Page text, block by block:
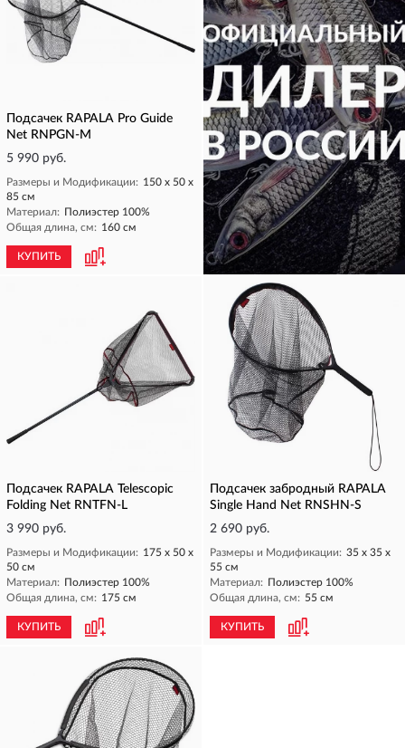
Подсачек RAPALA Pro Guide
Net RNPGN-M
5 990 руб.
Размеры и Модификации: 150 х 50 х
85 см
Материал: Полиэстер 100%
Общая длина, см: 160 см
КУПИТЬ КУПИТЬ
Подсачек RAPALA Telescopic
Folding Net RNTFN-L
3 990 руб.
Размеры и Модификации: 175 х 50 х
50 см
Материал: Полиэстер 100%
Общая длина, см: 175 см
КУПИТЬ
Подсачек забродный RAPALA
Single Hand Net RNSHN-S
2 690 руб.
Размеры и Модификации: 35 х 35 х
55 см
Материал: Полиэстер 100%
Общая длина, см: 55 см
КУПИТЬ